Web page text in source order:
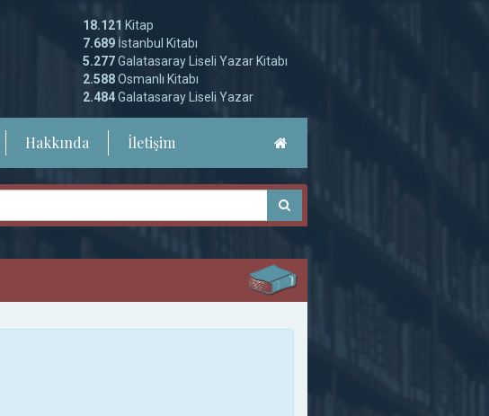
18.121 Kitap
7.689 İstanbul Kitabı
5.277Galatasaray Liseli Yazar Kitabı
2.588Osmanlı Kitabı
2.484Galatasaray Liseli Yazar
Hakkında İletişim